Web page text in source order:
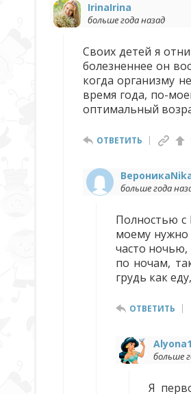
IrinaIrina
больше года назад
Своих детей я
болезненнее он
когда организму
время года, по-
оптимальный
ОТВЕТИТЬ
больше года
Полностью с
моему нужно
часто ночью,
по ночам,
грудь как
ОТВЕТИТЬ
Alyona1
больше
Я